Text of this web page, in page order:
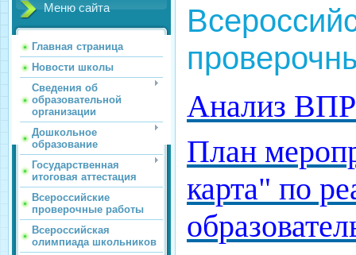
Меню сайта
Главная страница
Новости школы
Сведения об
образовательной
организации
Дошкольное
образование
Государственная
итоговая аттестация
Всероссийские
проверочные работы
Всероссийская
олимпиада школьников
Анализ ВПР
План
карта" по